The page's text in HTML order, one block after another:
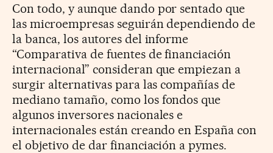
Con todo, y aunque dando por sentado que
las microempresas seguirán dependiendo de
la banca, los autores del informe
“Comparativa de fuentes de financiación
internacional” consideran que empiezan a
surgir alternativas para las compañías de
mediano tamaño, como los fondos que
algunos inversores nacionales e
internacionales están creando en España con
el objetivo de dar financiación a pymes.